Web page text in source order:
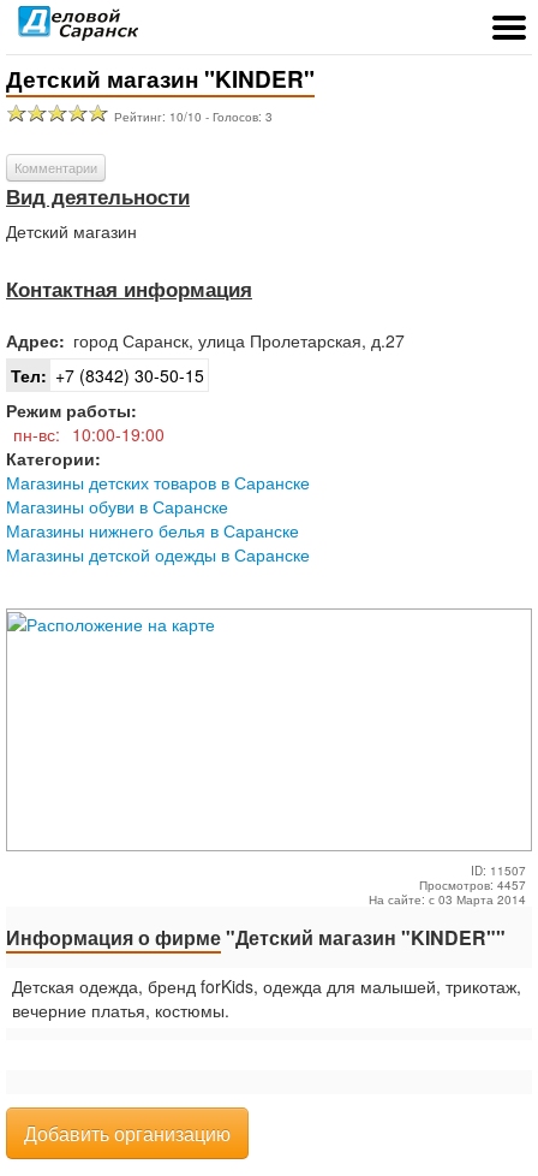
Детский магазин "KINDER"
Рейтинг: 10/10 - Голосов: 3
Комментарии
Вид деятельности
Детский магазин
Контактная информация
Адрес: город Саранск, улица Пролетарская, д.27
Тел: +7 (8342) 30-50-15
Режим работы:
пн-вс: 10:00-19:00
Категории:
Магазины детских товаров в Саранске
Магазины обуви в Саранске
Магазины нижнего белья в Саранске
Магазины детской одежды в Саранске
ID: 11507
Просмотров: 4457
На сайте: с 03 Марта 2014
Информация о фирме"Детский магазин "KINDER""
Детская одежда, бренд forKids, одежда для малышей, трикотаж,
вечерние платья, костюмы.
Добавить организацию